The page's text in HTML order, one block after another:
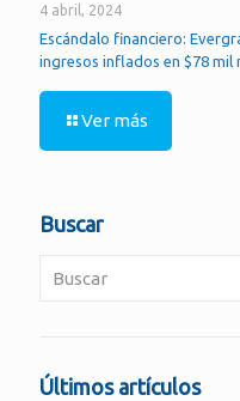
4 abril, 2024
Escándalo financiero:
ingresos inflados en $78 mil
Ver más
Buscar
Últimos artículos